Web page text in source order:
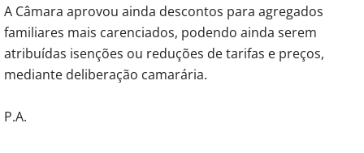
A Câmara aprovou ainda descontos para agregados
familiares mais carenciados, podendo ainda serem
atribuídas isenções ou reduções de tarifas e preços,
mediante deliberação camarária.
P.A.